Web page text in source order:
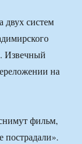
двух систем
Извечный
на
фильм,